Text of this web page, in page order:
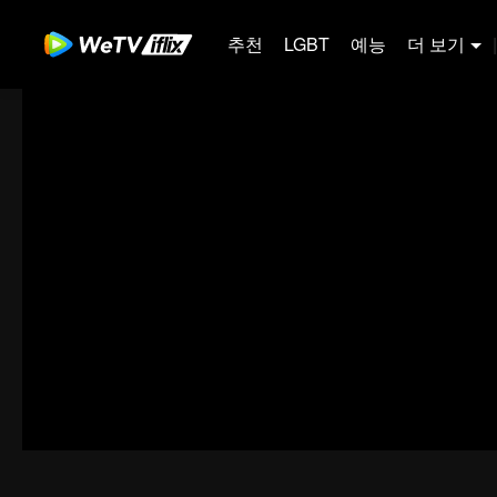
추천 LGBT 예능 더 보기 |